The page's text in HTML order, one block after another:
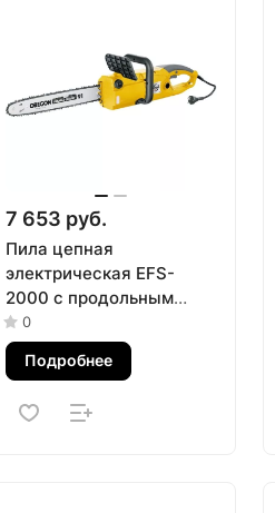
7 653 руб.
Пила цепная
электрическая EFS-
2000 с продольным
двигателем 16, 13.5 м/с
Denzel
0
Подробнее